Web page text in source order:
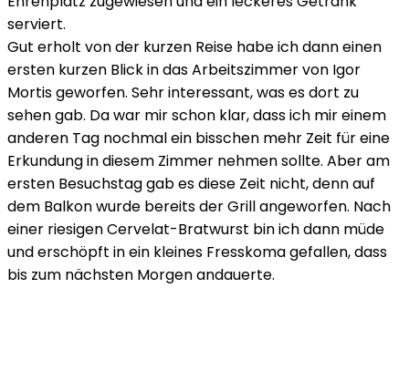
serviert.
Gut erholt von der kurzen Reise habe ich dann einen
ersten kurzen Blick in das Arbeitszimmer von Igor
Mortis geworfen. Sehr interessant, was es dort zu
sehen gab. Da war mir schon klar, dass ich mir einem
anderen Tag nochmal ein bisschen mehr Zeit für eine
Erkundung in diesem Zimmer nehmen sollte. Aber am
ersten Besuchstag gab es diese Zeit nicht, denn auf
dem Balkon wurde bereits der Grill angeworfen. Nach
einer riesigen Cervelat-Bratwurst bin ich dann müde
und erschöpft in ein kleines Fresskoma gefallen, dass
bis zum nächsten Morgen andauerte.